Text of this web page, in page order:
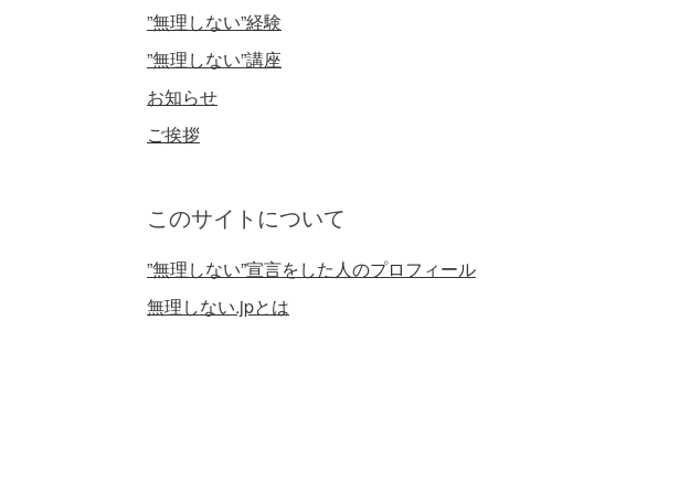
”無理しない”経験
”無理しない”講座
お知らせ
ご挨拶
このサイトについて
”無理しない”宣言をした人のプロフィール
無理しない.jpとは